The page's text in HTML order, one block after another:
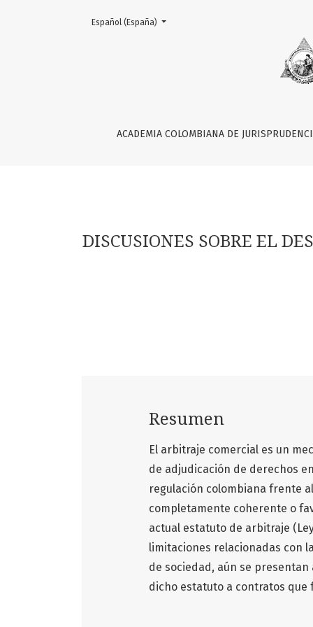
DISCUSIONES SOBRE EL DESARROLLO DEL
ACADEMIA COLOMBIANA DE
Change the language. The current language is:
Español (España)
DISCUSIONES SOBRE EL
Resumen
El arbitraje comercial es un
de adjudicación de derechos
regulación colombiana frente
completamente coherente o
actual estatuto de arbitraje
limitaciones relacionadas con
de sociedad, aún se
dicho estatuto a contratos que